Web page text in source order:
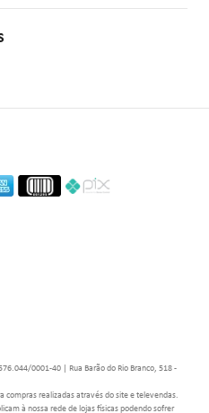
0001-40 | Rua Barão do Rio Branco, 518 -
compras realizadas através do site e televendas.
à nossa rede de lojas físicas podendo sofrer